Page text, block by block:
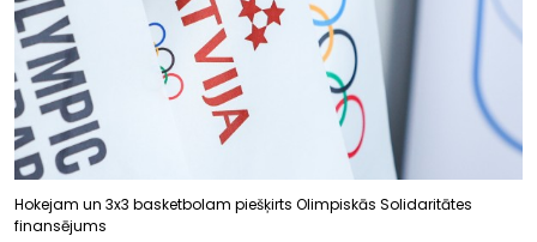
Hokejam un 3x3 basketbolam piešķirts Olimpiskās Solidaritātes
finansējums